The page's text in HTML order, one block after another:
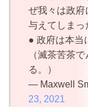
ぜ我々は政府
与えてしまっ
● 政府は本当
（滅茶苦茶
る。）
— Maxwell
23, 2021